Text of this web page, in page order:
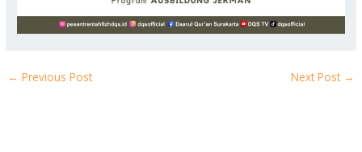
← Previous Post Next Post →